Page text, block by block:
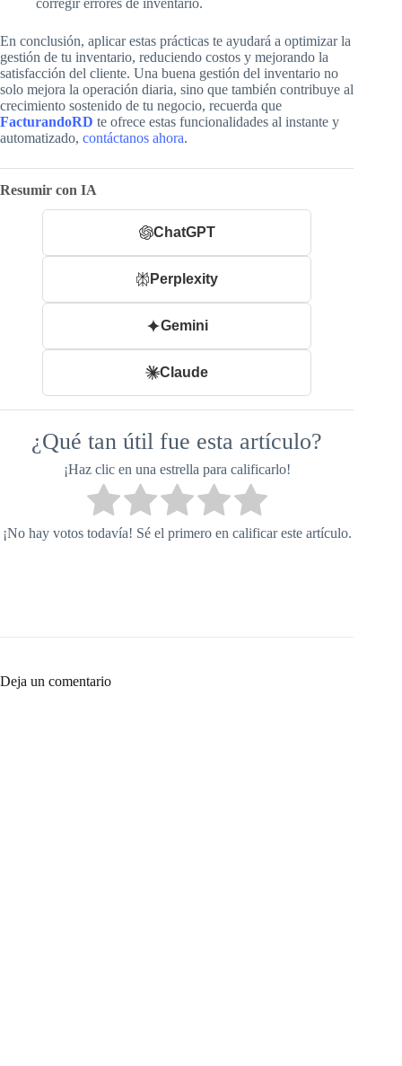
corregir errores de inventario.
En conclusión, aplicar estas prácticas te ayudará a optimizar la
gestión de tu inventario, reduciendo costos y mejorando la
satisfacción del cliente. Una buena gestión del inventario no
solo mejora la operación diaria, sino que también contribuye al
crecimiento sostenido de tu negocio, recuerda que
FacturandoRD te ofrece estas funcionalidades al instante y
automatizado, contáctanos ahora.
Resumir con IA
ChatGPT
Perplexity
Gemini
Claude
¿Qué tan útil fue esta artículo?
¡Haz clic en una estrella para calificarlo!
¡No hay votos todavía! Sé el primero en calificar este artículo.
Deja un comentario